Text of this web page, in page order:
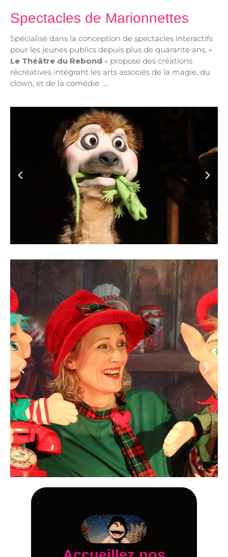
Spectacles de Marionnettes
Spécialisé dans la conception de spectacles interactifs
pour les jeunes publics depuis plus de quarante ans, «
Le Théâtre du Rebond » propose des créations
récréatives intégrant les arts associés de la magie, du
clown, et de la comédie …
Dorothy Crumble et
Tout savoir sur nos
spectacles de noël